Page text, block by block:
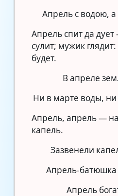
Апрель с водою,
Апрель спит да
сулит; мужик
будет.
В апреле
Ни в марте воды,
Апрель, апрель —
капель.
Зазвенели
Апрель-батюшка
Апрель